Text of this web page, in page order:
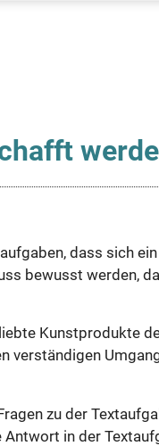
dass sich
bewusst werden,
Kunstprodukte
verständigen
zu der
Antwort in der